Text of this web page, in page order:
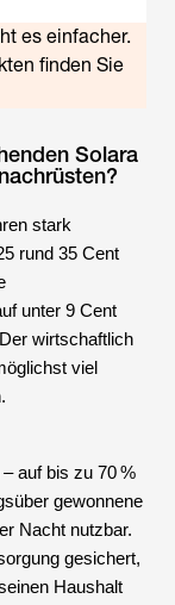
es einfacher.
finden Sie
Solara
stark
rund 35 Cent
unter 9 Cent
wirtschaftlich
viel
auf bis zu 70 %
gewonnene
Nacht nutzbar.
gesichert,
Haushalt